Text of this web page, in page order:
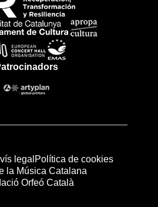
legal Política de cookies
la Música Catalana
Orfeó Català